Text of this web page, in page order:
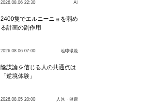
2026.08.06 22:30 AI
2400隻でエルニーニョを弱め
る計画の副作用
2026.08.06 07:00 地球環境
陰謀論を信じる人の共通点は
「逆境体験」
2026.08.05 20:00 人体・健康